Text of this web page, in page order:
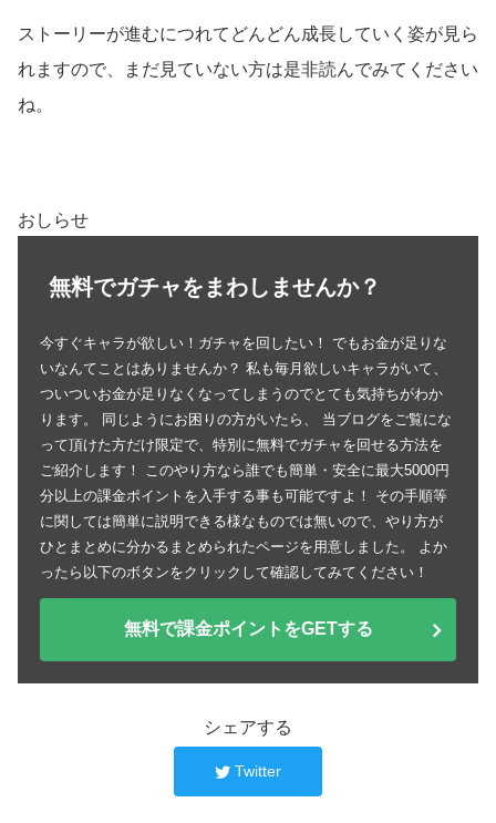
ストーリーが進むにつれてどんどん成長していく姿が見ら
れますので、まだ見ていない方は是非読んでみてください
ね。
おしらせ
無料でガチャをまわしませんか？
今すぐキャラが欲しい！ガチャを回したい！ でもお金が足りな
いなんてことはありませんか？ 私も毎月欲しいキャラがいて、
ついついお金が足りなくなってしまうのでとても気持ちがわか
ります。 同じようにお困りの方がいたら、 当ブログをご覧にな
って頂けた方だけ限定で、特別に無料でガチャを回せる方法を
ご紹介します！ このやり方なら誰でも簡単・安全に最大5000円
分以上の課金ポイントを入手する事も可能ですよ！ その手順等
に関しては簡単に説明できる様なものでは無いので、やり方が
ひとまとめに分かるまとめられたページを用意しました。 よか
ったら以下のボタンをクリックして確認してみてください！
無料で課金ポイントをGETする
シェアする
Twitter